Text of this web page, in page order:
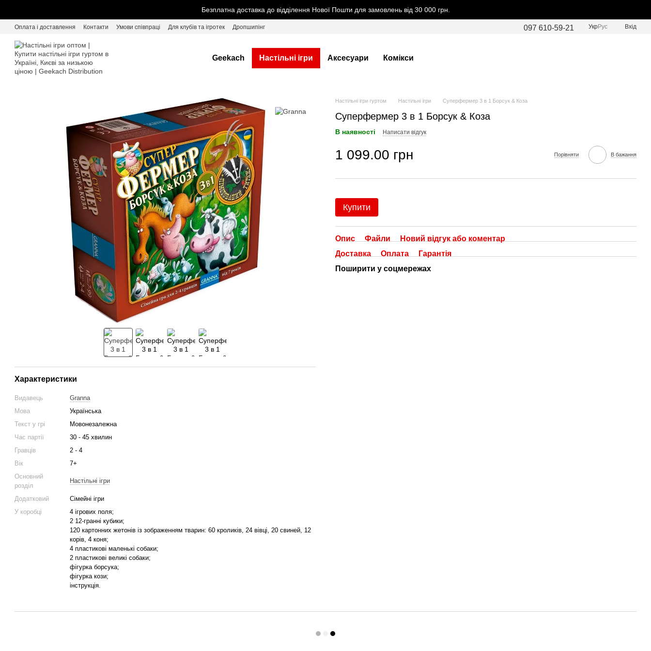
Безплатна доставка до відділення Нової Пошти для замовлень від 30 000 грн.
Оплата і доставлення Контакти Умови співпраці Для клубів та ігротек Дропшипінг 097 610-59-21 УкрРус Вхід
Geekach Настільні ігри Аксесуари Комікси
Характеристики
Видавець
Granna
Мова
Українська
Текст у грі
Мовонезалежна
Час партії
30 - 45 хвилин
Гравців
2 - 4
Вік
7+
Основний
розділ
Настільні ігри
Додатковий
Сімейні ігри
У коробці
4 ігрових поля;
2 12-гранні кубики;
120 картонних жетонів із зображенням тварин: 60 кроликів, 24 вівці, 20 свиней, 12
корів, 4 коня;
4 пластикові маленькі собаки;
2 пластикові великі собаки;
фігурка борсука;
фігурка кози;
інструкція.
Настільні ігри гуртом Настільні ігри Суперфермер 3 в 1 Борсук & Коза
Суперфермер 3 в 1 Борсук & Коза
В наявності Написати відгук
1 099.00 грн Порівняти В бажання
Купити
Опис Файли
Новий відгук або коментар
Доставка
Оплата
Гарантія
Поширити у соцмережах